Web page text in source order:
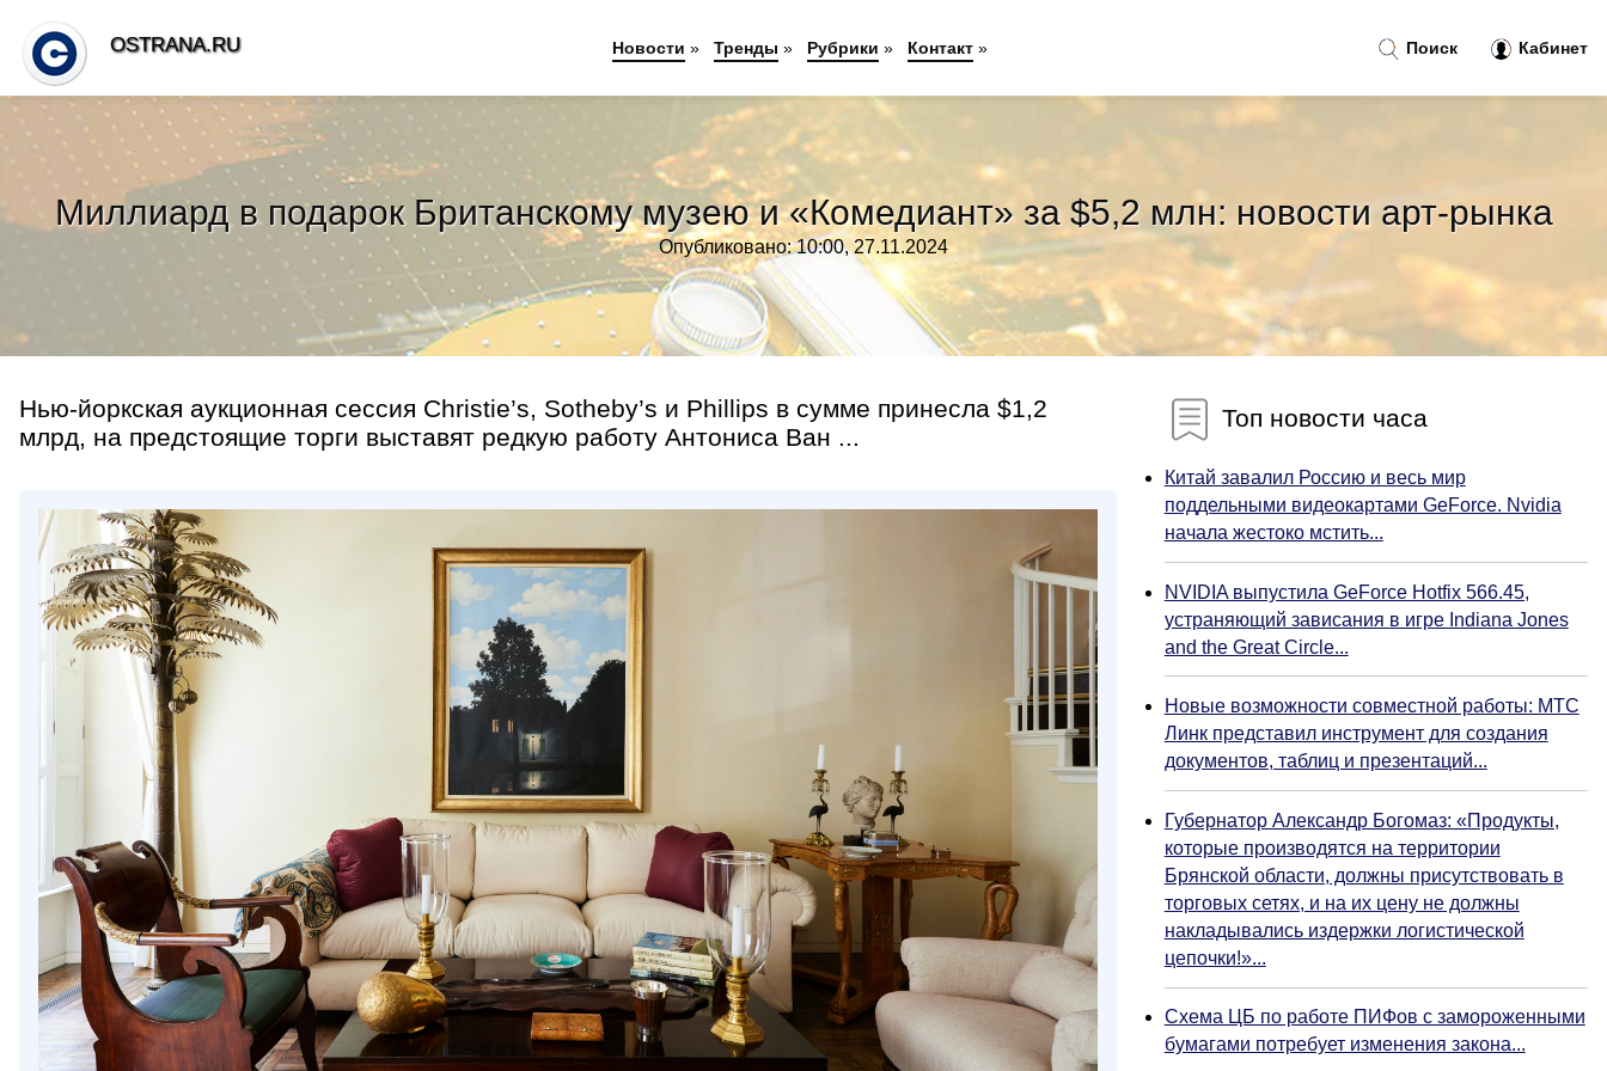
Миллиард в подарок Британскому музею и «Комедиант» за $5,2 млн: новости арт-рынка
Опубликовано: 10:00, 27.11.2024
Нью-йоркская аукционная сессия Christie’s, Sotheby’s и Phillips в сумме принесла $1,2
млрд, на предстоящие торги выставят редкую работу Антониса Ван ...
Топ новости часа
Китай завалил Россию и весь мир
поддельными видеокартами GeForce. Nvidia
начала жестоко мстить...
NVIDIA выпустила GeForce Hotfix 566.45,
устраняющий зависания в игре Indiana Jones
and the Great Circle...
Новые возможности совместной работы: МТС
Линк представил инструмент для создания
документов, таблиц и презентаций...
Губернатор Александр Богомаз: «Продукты,
которые производятся на территории
Брянской области, должны присутствовать в
торговых сетях, и на их цену не должны
накладывались издержки логистической
цепочки!»...
Схема ЦБ по работе ПИФов с замороженными
бумагами потребует изменения закона...
Поиск Кабинет
OSTRANA.RU Новости » Тренды » Рубрики » Контакт»